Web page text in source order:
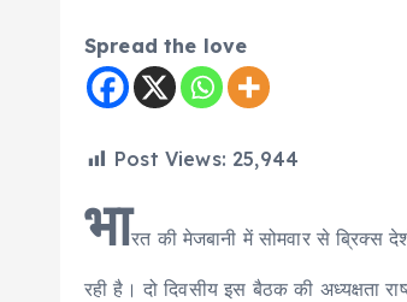
Spread the love
Post Views: 25,944
भारत की मेजबानी में सोमवार से ब्रिक्स
रही है। दो दिवसीय इस बैठक की अध्यक्षता